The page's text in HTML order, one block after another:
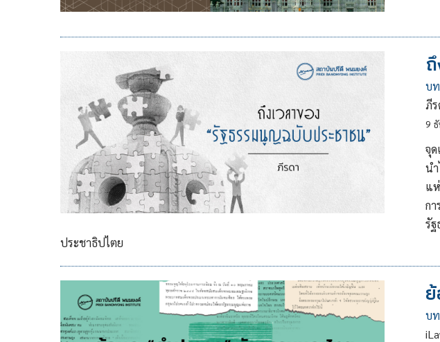
บ
ภีร
9
จุ
น
แ
ก
รั
ประชาธิปไตย
บ